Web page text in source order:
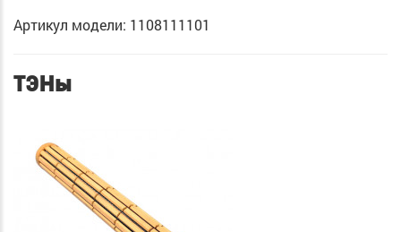
Артикул модели: 1108111101
ТЭНы